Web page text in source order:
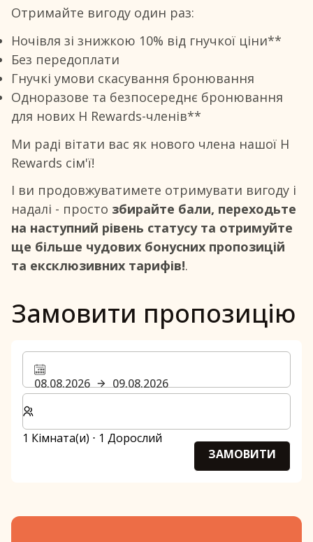
Отримайте вигоду один раз:
Ночівля зі знижкою 10% від гнучкої ціни**
Без передоплати
Гнучкі умови скасування бронювання
Одноразове та безпосереднє бронювання
для нових H Rewards-членів**
Ми раді вітати вас як нового члена нашої H
Rewards сім'ї!
І ви продовжуватимете отримувати вигоду і
надалі - просто збирайте бали, переходьте
на наступний рівень статусу та отримуйте
ще більше чудових бонусних пропозицій
та ексклюзивних тарифів!.
Замовити пропозицію
08.08.2026
09.08.2026
Виберіть кількість кімнат та гостей для вашого
1 Кімната(и) ⋅ 1 Дорослий
ЗАМОВИТИ